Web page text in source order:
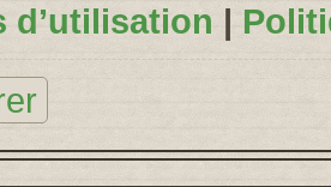
d’utilisation |